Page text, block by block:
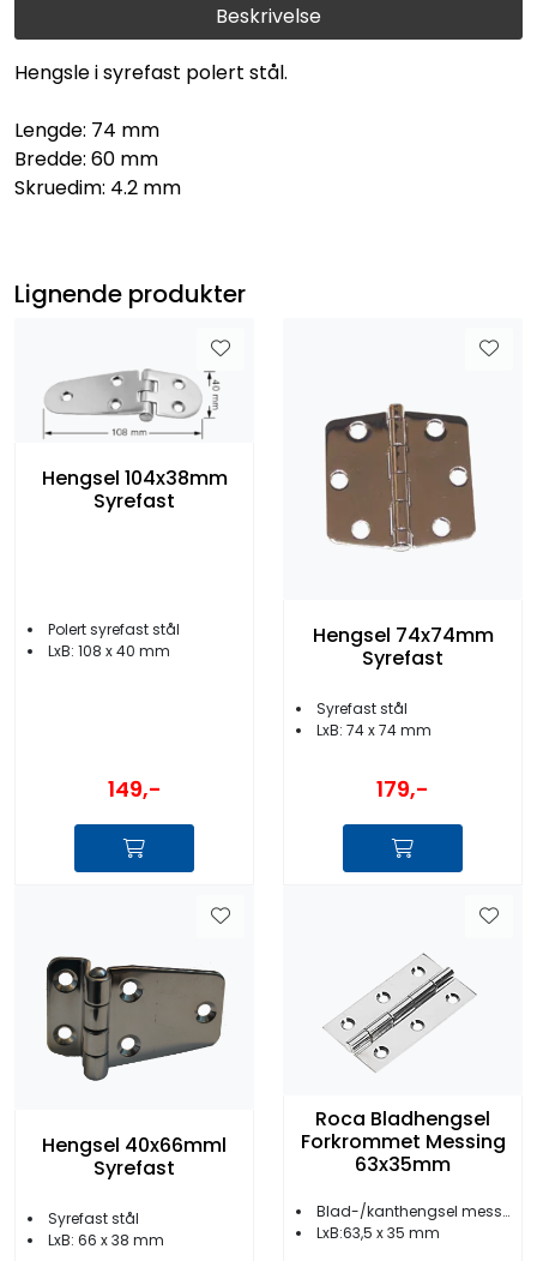
Beskrivelse
Hengsle i syrefast polert stål.
Lengde: 74 mm
Bredde: 60 mm
Skruedim: 4.2 mm
Lignende produkter
Hengsel 104x38mm
Syrefast
Polert syrefast stål
LxB: 108 x 40 mm
149,-
Hengsel 74x74mm
Syrefast
Syrefast stål
LxB: 74 x 74 mm
179,-
Hengsel 40x66mml
Syrefast
Syrefast stål
LxB: 66 x 38 mm
Roca Bladhengsel
Forkrommet Messing
63x35mm
Blad-/kanthengsel messing
LxB:63,5 x 35 mm